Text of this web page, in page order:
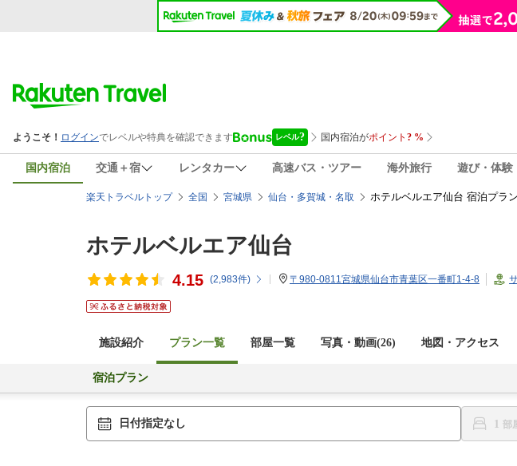
国内宿泊 交通＋宿 レンタカー 高速バス・ツアー 海外旅行 遊び・体験
楽天トラベルトップ 全国 宮城県 仙台・多賀城・名取 ホテルベルエア仙台 宿泊プラ
ホテルベルエア仙台
4.15 (2,983件) 〒980-0811宮城県仙台市青葉区一番町1-4-8
施設紹介 プラン一覧 部屋一覧 写真・動画(26) 地図・アクセス
宿泊プラン
日付指定なし 1